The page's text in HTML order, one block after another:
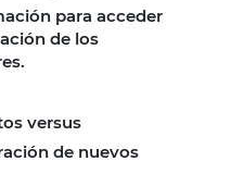
para acceder
de los
versus
de nuevos